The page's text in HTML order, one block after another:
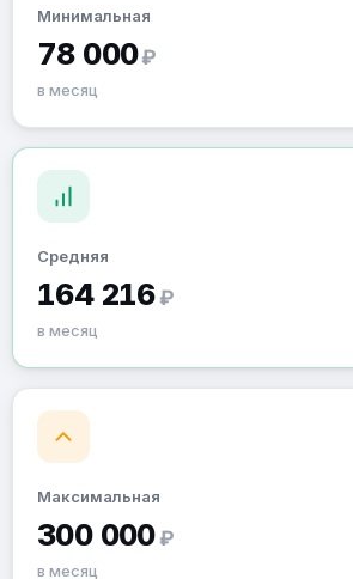
Минимальная
78 000₽
в месяц
Средняя
164 216 ₽
в месяц
Максимальная
300 000 ₽
в месяц